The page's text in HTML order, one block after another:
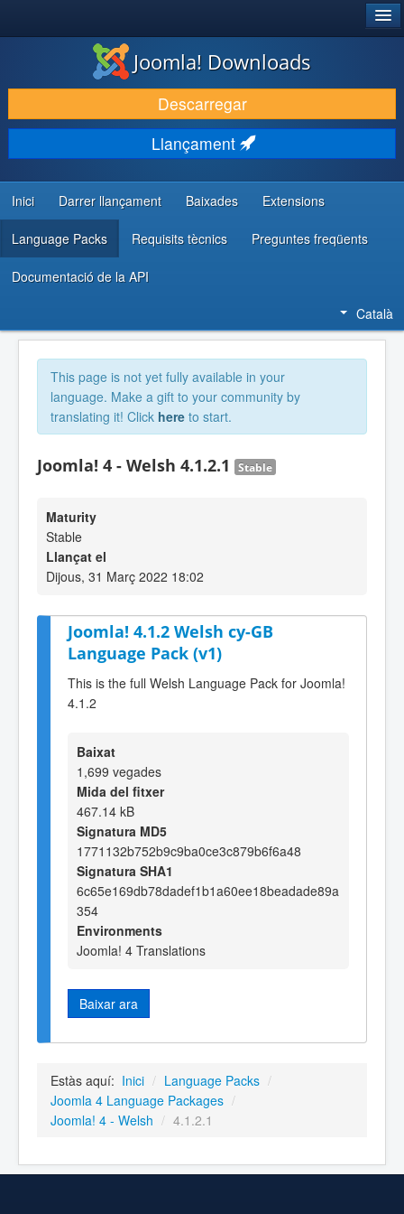
DESCARREGA & AMPLIA
DESCOBRIR & APRENDRE
COMUNITAT & SUPORT
RECURSOS PER DESENVOLUPADORS/ES
Joomla! Downloads
Descarregar
Llançament
Inici Darrer llançament Baixades Extensions
Language Packs Requisits tècnics Preguntes freqüents
Documentació de la API
Català
This page is not yet fully available in your
language. Make a gift to your community by
translating it! Click here to start.
Joomla! 4 - Welsh 4.1.2.1 Stable
Maturity
Stable
Llançat el
Dijous, 31 Març 2022 18:02
Joomla! 4.1.2 Welsh cy-GB
Language Pack (v1)
This is the full Welsh Language Pack for Joomla!
4.1.2
Baixat
1,699 vegades
Mida del fitxer
467.14 kB
Signatura MD5
1771132b752b9c9ba0ce3c879b6f6a48
Signatura SHA1
6c65e169db78dadef1b1a60ee18beadade89a
354
Environments
Joomla! 4 Translations
Baixar ara
Estàs aquí: Inici / Language Packs /
Joomla 4 Language Packages /
Joomla! 4 - Welsh / 4.1.2.1